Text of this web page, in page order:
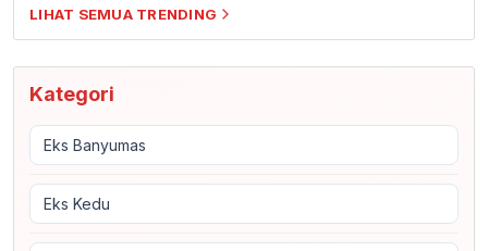
LIHAT SEMUA TRENDING
Kategori
Eks Banyumas
Eks Kedu